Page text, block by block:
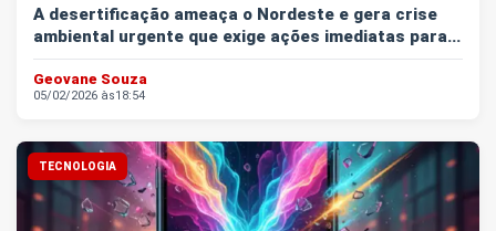
A desertificação ameaça o Nordeste e gera crise
ambiental urgente que exige ações imediatas para...
Geovane Souza
05/02/2026 às18:54
TECNOLOGIA